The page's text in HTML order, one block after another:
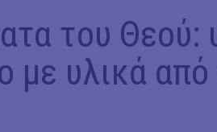
του Θεού:
με υλικά από